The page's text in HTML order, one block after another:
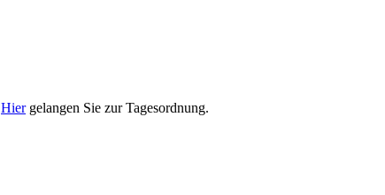
Hiergelangen Sie zur Tagesordnung.